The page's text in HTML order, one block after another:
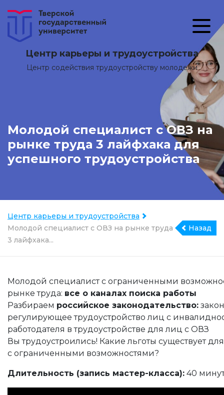
Центр карьеры и трудоустройства
Центр содействия трудоустройству молодежи
Молодой специалист с ОВЗ на
рынке труда 3 лайфхака для
успешного трудоустройства
Центр карьеры и трудоустройства
Молодой специалист с ОВЗ на рынке труда
3 лайфхака...
Назад
Молодой специалист с ограниченными
рынке труда: все о каналах поиска работы
Разбираем российское законодательство:
регулирующее трудоустройство лиц с
работодателя в трудоустройстве для лиц с ОВЗ
Вы трудоустроились! Какие льготы существует
с ограниченными возможностями?
Длительность (запись мастер-класса): 40